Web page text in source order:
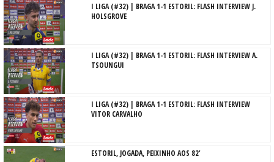
I LIGA (#32) | BRAGA 1-1 ESTORIL: FLASH INTERVIEW J.
HOLSGROVE
I LIGA (#32) | BRAGA 1-1 ESTORIL: FLASH INTERVIEW A.
TSOUNGUI
I LIGA (#32) | BRAGA 1-1 ESTORIL: FLASH INTERVIEW
VITOR CARVALHO
ESTORIL, JOGADA, PEIXINHO AOS 82'